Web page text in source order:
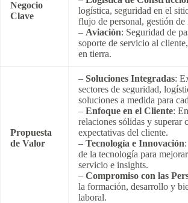
Negocio
Clave
logística, seguridad en el
flujo de personal, gestión de
– Aviación: Seguridad de
soporte de servicio al
en tierra.
Propuesta
de Valor
– Soluciones Integradas:
sectores de seguridad,
soluciones a medida para
– Enfoque en el Cliente:
relaciones sólidas y superar
expectativas del cliente.
– Tecnología e Innovación
de la tecnología para
servicio e insights.
– Compromiso con las
la formación, desarrollo y
laboral.